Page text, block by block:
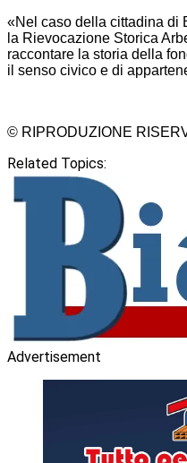
«Nel caso della cittadina di
la Rievocazione Storica
raccontare la storia della
il senso civico e di
© RIPRODUZIONE
Related Topics:
Advertisement